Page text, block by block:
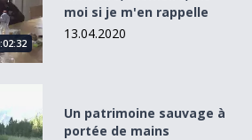
moi si je m'en rappelle
13.04.2020
à portée de mains
Un patrimoine sauvage à
portée de mains